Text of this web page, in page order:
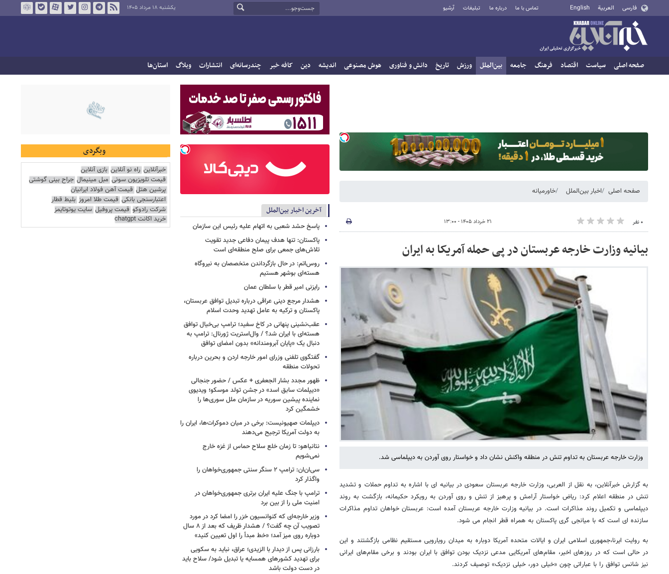
فارسی العربية English تماس با ما درباره ما تبلیغات آرشیو یکشنبه ۱۸ مرداد ۱۴۰۵
صفحه اصلی سیاست اقتصاد فرهنگ جامعه بین‌الملل ورزش تاریخ دانش و فناوری هوش مصنوعی اندیشه دین کافه خبر چندرسانه‌ای انتشارات وبلاگ استان‌ها
صفحه اصلی اخبار بین‌الملل خاورمیانه
۰ نفر ۲۱ خرداد ۱۴۰۵ - ۱۳:۰۰
بیانیه وزارت خارجه عربستان در پی حمله آمریکا به ایران
وزارت خارجه عربستان به تداوم تنش در منطقه واکنش نشان داد و خواستار روی آوردن به دیپلماسی شد.
به گزارش خبرآنلاین، به نقل از العربی، وزارت خارجه عربستان سعودی در بیانیه ای با اشاره به تداوم حملات و تشدید
تنش در منطقه اعلام کرد: ریاض خواستار آرامش و پرهیز از تنش و روی آوردن به رویکرد حکیمانه، بازگشت به روند
دیپلماسی و تکمیل روند مذاکرات است. در بیانیه وزارت خارجه عربستان آمده است: عربستان خواهان تداوم مذاکرات
سازنده ای است که با میانجی گری پاکستان به همراه قطر انجام می شود.
به روایت ایرنا،جمهوری اسلامی ایران و ایالات متحده آمریکا دوباره به میدان رویارویی مستقیم نظامی بازگشتند و این
در حالی است که در روزهای اخیر، مقام‌های آمریکایی مدعی نزدیک بودن توافق با ایران بودند و برخی مقام‌های ایرانی
نیز شانس توافق را با عباراتی چون «خیلی دور، خیلی نزدیک» توصیف کردند.
آخرین اخبار بین‌الملل
پاسخ حشد شعبی به اتهام‌ علیه رئیس این سازمان
پاکستان: تنها هدف پیمان دفاعی جدید تقویت
تلاش‌های جمعی برای صلح منطقه‌ای است
روس‌اتم: در حال بازگرداندن متخصصان به نیروگاه
هسته‌ای بوشهر هستیم
رایزنی امیر قطر با سلطان عمان
هشدار مرجع دینی عراقی درباره تبدیل توافق عربستان،
پاکستان و ترکیه به عامل تهدید وحدت اسلام
عقب‌نشینی پنهانی در کاخ سفید؛ ترامپ بی‌خیال توافق
هسته‌ای با ایران شد؟ / وال‌استریت ژورنال: ترامپ به
دنبال یک «پایان آبرومندانه» بدون امضای توافق
گفتگوی تلفنی وزرای امور خارجه اردن و بحرین درباره
تحولات منطقه
ظهور مجدد بشار الجعفری + عکس / حضور جنجالی
«دیپلمات سابق اسد» در جشن تولد موسکو؛ ویدیوی
نماینده پیشین سوریه در سازمان ملل سوری‌ها را
خشمگین کرد
دیپلمات صهیونیست: برخی در میان دموکرات‌ها، ایران را
به دولت آمریکا ترجیح می‌دهند
نتانیاهو: تا زمان خلع سلاح حماس از غزه خارج
نمی‌شویم
سی‌ان‌ان: ترامپ ۲ سنگر سنتی جمهوری‌خواهان را
واگذار کرد
ترامپ با جنگ علیه ایران برتری جمهوری‌خواهان در
امنیت ملی را از بین برد
وزیر خارجه‌ای که کنوانسیون خزر را امضا کرد در مورد
تصویب آن چه گفت؟ / هشدار ظریف که بعد از ۸ سال
دوباره روی میز آمد؛ «خط مبدأ را اول تعیین کنید»
بارزانی پس از دیدار با الزیدی؛ عراق، نباید به سکویی
برای تهدید کشورهای همسایه یا تبدیل شود/ سلاح باید
در دست دولت باشد
وبگردی
خبرآنلاین راه نو آنلاین بازی آنلاین
قیمت تلویزیون سونی مبل مینیمال جراح بینی گوشتی
پرشین هتل قیمت آهن فولاد ایرانیان
اعتبارسنجی بانکی قیمت طلا امروز بلیط قطار
شرکت رادوکو قیمت پروفیل سایت یوتوتایمز
خرید اکانت chatgpt